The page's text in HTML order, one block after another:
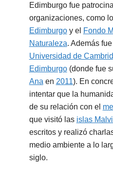
Edimburgo fue
organizaciones, como
Edimburgoy el Fondo
Naturaleza. Además
Universidad de
Edimburgo(donde fue
Ana en 2011). En
intentar que la
de su relación con el
que visitó las islas
escritos y realizó
medio ambiente a lo
siglo.